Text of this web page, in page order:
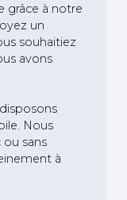
grâce à notre
un
souhaitiez
avons
Nous
sans
à